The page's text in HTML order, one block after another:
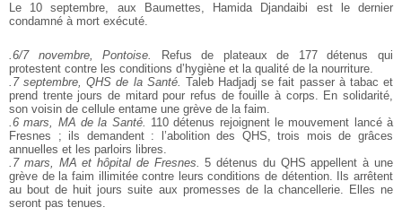
Le 10 septembre, aux Baumettes, Hamida Djandaibi est le dernier
condamné à mort exécuté.
.6/7 novembre, Pontoise.
Refus de plateaux de 177 détenus qui
protestent contre les conditions d’hygiène et la qualité de la nourriture.
.7 septembre, QHS de la Santé. Taleb Hadjadj se fait passer à tabac et
prend trente jours de mitard pour refus de fouille à corps. En solidarité,
son voisin de cellule entame une grève de la faim.
.6 mars, MA de la Santé. 110 détenus rejoignent le mouvement lancé à
Fresnes ; ils demandent : l’abolition des QHS, trois mois de grâces
annuelles et les parloirs libres.
.7 mars, MA et hôpital de Fresnes. 5 détenus du QHS appellent à une
grève de la faim illimitée contre leurs conditions de détention. Ils arrêtent
au bout de huit jours suite aux promesses de la chancellerie. Elles ne
seront pas tenues.